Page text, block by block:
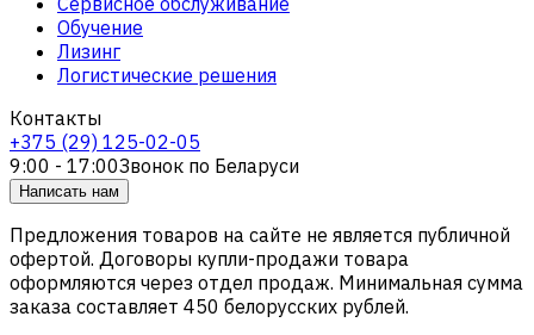
Обучение
Лизинг
Логистические решения
Контакты
+375 (29) 125-02-05
9:00 - 17:00Звонок по Беларуси
Написать нам
Предложения товаров на сайте не является публичной
офертой. Договоры купли-продажи товара
оформляются через отдел продаж. Минимальная сумма
заказа составляет 450 белорусских рублей.